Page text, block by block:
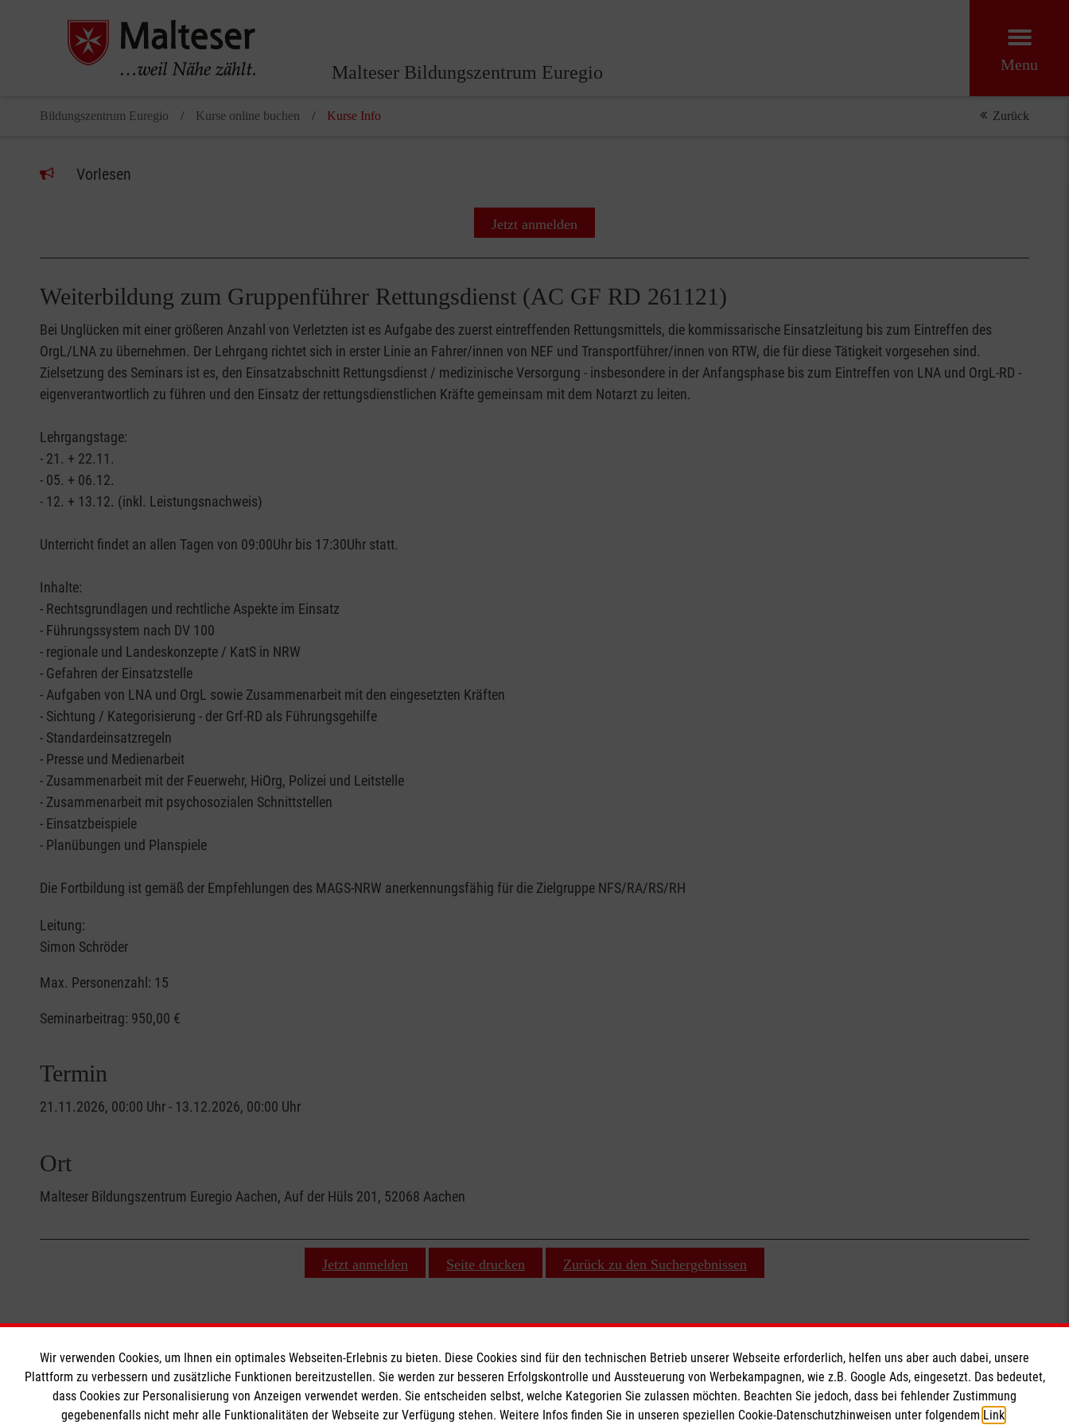
Malteser Bildungszentrum Euregio Menu
Bildungszentrum Euregio Kurse online buchen Kurse Info Zurück
Vorlesen
Jetzt anmelden
Weiterbildung zum Gruppenführer Rettungsdienst (AC GF RD 261121)
Bei Unglücken mit einer größeren Anzahl von Verletzten ist es Aufgabe des zuerst eintreffenden Rettungsmittels, die kommissarische Einsatzleitung bis zum Eintreffen des
OrgL/LNA zu übernehmen. Der Lehrgang richtet sich in erster Linie an Fahrer/innen von NEF und Transportführer/innen von RTW, die für diese Tätigkeit vorgesehen sind.
Zielsetzung des Seminars ist es, den Einsatzabschnitt Rettungsdienst / medizinische Versorgung - insbesondere in der Anfangsphase bis zum Eintreffen von LNA und OrgL-RD -
eigenverantwortlich zu führen und den Einsatz der rettungsdienstlichen Kräfte gemeinsam mit dem Notarzt zu leiten.
Lehrgangstage:
- 21. + 22.11.
- 05. + 06.12.
- 12. + 13.12. (inkl. Leistungsnachweis)
Unterricht findet an allen Tagen von 09:00Uhr bis 17:30Uhr statt.
Inhalte:
- Rechtsgrundlagen und rechtliche Aspekte im Einsatz
- Führungssystem nach DV 100
- regionale und Landeskonzepte / KatS in NRW
- Gefahren der Einsatzstelle
- Aufgaben von LNA und OrgL sowie Zusammenarbeit mit den eingesetzten Kräften
- Sichtung / Kategorisierung - der Grf-RD als Führungsgehilfe
- Standardeinsatzregeln
- Presse und Medienarbeit
- Zusammenarbeit mit der Feuerwehr, HiOrg, Polizei und Leitstelle
- Zusammenarbeit mit psychosozialen Schnittstellen
- Einsatzbeispiele
- Planübungen und Planspiele
Die Fortbildung ist gemäß der Empfehlungen des MAGS-NRW anerkennungsfähig für die Zielgruppe NFS/RA/RS/RH
Leitung:
Simon Schröder
Max. Personenzahl: 15
Seminarbeitrag: 950,00 €
Termin
21.11.2026, 00:00 Uhr - 13.12.2026, 00:00 Uhr
Ort
Malteser Bildungszentrum Euregio Aachen, Auf der Hüls 201, 52068 Aachen
Jetzt anmelden Seite drucken Zurück zu den Suchergebnissen
MBZ Euregio Informationen Malteser online Soziale Netzwerke
Wir verwenden Cookies, um Ihnen ein optimales Webseiten-Erlebnis zu bieten. Diese Cookies sind für den technischen Betrieb unserer Webseite erforderlich, helfen uns aber auch dabei, unsere
Plattform zu verbessern und zusätzliche Funktionen bereitzustellen. Sie werden zur besseren Erfolgskontrolle und Aussteuerung von Werbekampagnen, wie z.B. Google Ads, eingesetzt. Das bedeutet,
dass Cookies zur Personalisierung von Anzeigen verwendet werden. Sie entscheiden selbst, welche Kategorien Sie zulassen möchten. Beachten Sie jedoch, dass bei fehlender Zustimmung
gegebenenfalls nicht mehr alle Funktionalitäten der Webseite zur Verfügung stehen. Weitere Infos finden Sie in unseren speziellen Cookie-Datenschutzhinweisen unter folgendem Link